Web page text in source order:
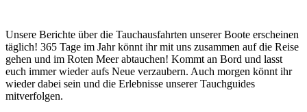
Unsere Berichte über die Tauchausfahrten unserer Boote erscheinen
täglich! 365 Tage im Jahr könnt ihr mit uns zusammen auf die Reise
gehen und im Roten Meer abtauchen! Kommt an Bord und lasst
euch immer wieder aufs Neue verzaubern. Auch morgen könnt ihr
wieder dabei sein und die Erlebnisse unserer Tauchguides
mitverfolgen.